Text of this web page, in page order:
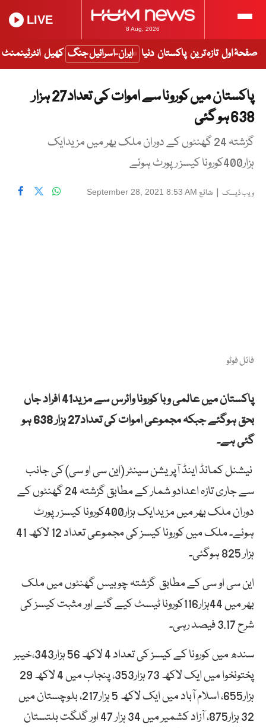
8 Aug, 2026
LIVE
صفحۂ اول تازہ ترین پاکستان دنیا ایران-اسرائیل جنگ کھیل انٹرٹینمنٹ
پاکستان میں کورونا سے اموات کی تعداد27 ہزار
638 ہو گئی
گزشتہ 24 گھنٹوں کے دوران ملک بھر میں مزیدایک
ہزار400کورونا کیسز رپورٹ ہوئے
ویب ڈیسک | شائع September 28, 2021 8:53 AM
فائل فوٹو
پاکستان میں عالمی وبا کورونا وائرس سے مزید41 افراد جاں
بحق ہوگئے جبکہ مجموعی اموات کی تعداد27 ہزار 638 ہو
گئی ہے۔
نیشنل کمانڈ اینڈ آپریشن سینٹر (این سی او سی) کی جانب
سے جاری تازہ اعدادو شمار کے مطابق گزشتہ 24 گھنٹوں کے
دوران ملک بھر میں مزیدایک ہزار400کورونا کیسز رپورٹ
ہوئے۔ ملک میں کورونا کیسز کی مجموعی تعداد 12 لاکھ 41
ہزار 825 ہوگئی۔
این سی او سی کے مطابق گزشتہ چوبیس گھنٹوں میں ملک
بھر میں 44ہزار116کورونا ٹیسٹ کیے گئے اور مثبت کیسز کی
شرح 3.17 فیصد رہی۔
سندھ میں کورونا کے کیسز کی تعداد 4 لاکھ 56 ہزار343،خیبر
پختونخوا میں ایک لاکھ 73 ہزار353، پنجاب میں 4 لاکھ 29
ہزار655، اسلام آباد میں ایک لاکھ 5 ہزار217، بلوچستان میں
32 ہزار875، آزاد کشمیر میں 34 ہزار 47 اور گلگت بلتستان